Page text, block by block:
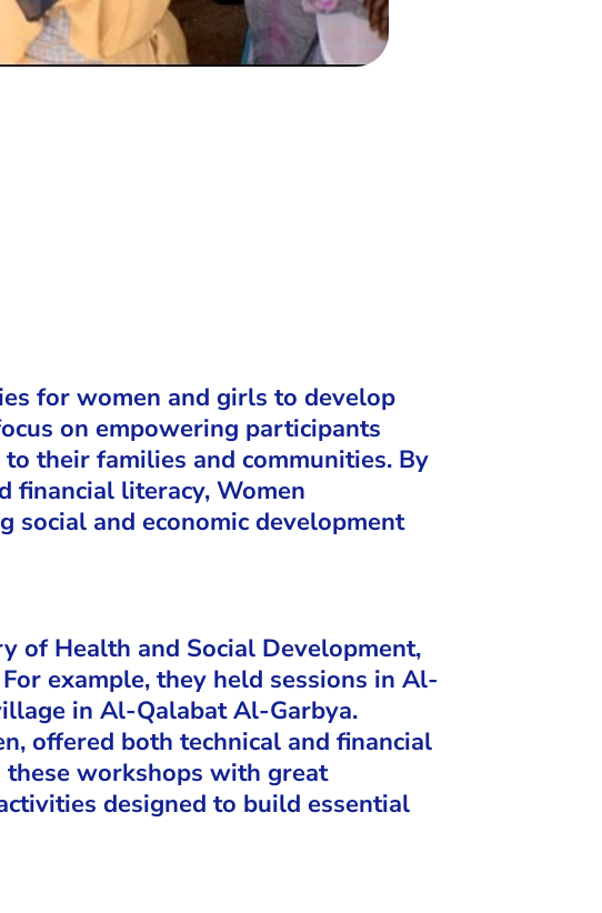
for women and girls to develop
on empowering participants
their families and communities. By
financial literacy, Women
social and economic development
of Health and Social Development,
example, they held sessions in Al-
in Al-Qalabat Al-Garbya.
offered both technical and financial
workshops with great
designed to build essential